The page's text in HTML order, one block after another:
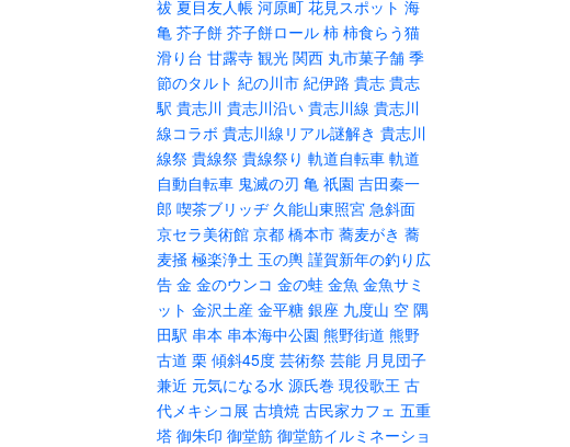
祓 夏目友人帳 河原町 花見スポット 海
亀 芥子餅 芥子餅ロール 柿 柿食らう猫
滑り台 甘露寺 観光 関西 丸市菓子舗 季
節のタルト 紀の川市 紀伊路 貴志 貴志
駅 貴志川 貴志川沿い 貴志川線 貴志川
線コラボ 貴志川線リアル謎解き 貴志川
線祭 貴線祭 貴線祭り 軌道自転車 軌道
自動自転車 鬼滅の刃 亀 祇園 吉田秦一
郎 喫茶ブリッヂ 久能山東照宮 急斜面
京セラ美術館 京都 橋本市 蕎麦がき 蕎
麦掻 極楽浄土 玉の輿 謹賀新年の釣り広
告 金 金のウンコ 金の蛙 金魚 金魚サミ
ット 金沢土産 金平糖 銀座 九度山 空 隅
田駅 串本 串本海中公園 熊野街道 熊野
古道 栗 傾斜45度 芸術祭 芸能 月見団子
兼近 元気になる水 源氏巻 現役歌王 古
代メキシコ展 古墳焼 古民家カフェ 五重
塔 御朱印 御堂筋 御堂筋イルミネーショ